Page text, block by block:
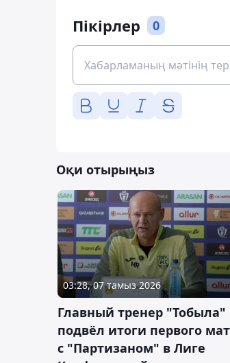
Пікірлер 0
Оқи отырыңыз
03:28, 07 тамыз 2026
Главный тренер "Тобыла"
подвёл итоги первого
с "Партизаном" в Лиге